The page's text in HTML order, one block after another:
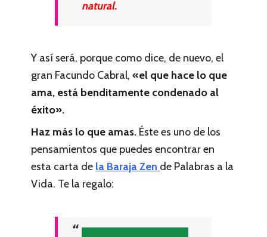
natural.
Y así será, porque como dice, de nuevo, el
gran Facundo Cabral,«el que hace lo que
ama, está benditamente condenado al
éxito».
Haz más lo que amas. Éste es uno de los
pensamientos que puedes encontrar en
esta carta de la Baraja Zen de Palabras a la
Vida. Te la regalo: